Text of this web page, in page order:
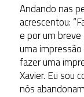
Andando nas
acrescentou:
e por um
uma
fazer uma
Xavier. Eu sou
nós